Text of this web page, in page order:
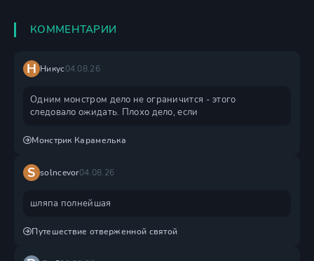
КОММЕНТАРИИ
Н Никус04.08.26
Одним монстром дело не ограничится - этого
следовало ожидать. Плохо дело, если
Монстрик Карамелька
S solncevor04.08.26
шляпа полнейшая
Путешествие отверженной святой